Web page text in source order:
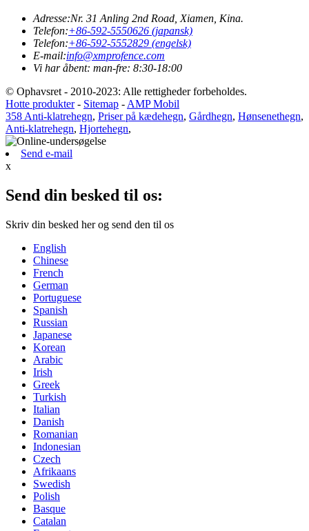
Adresse:Nr. 31 Anling 2nd Road, Xiamen, Kina.
Telefon:+86-592-5550626 (japansk)
Telefon:+86-592-5552829 (engelsk)
E-mail:info@xmprofence.com
Vi har åbent: man-fre: 8:30-18:00
© Ophavsret - 2010-2023: Alle rettigheder forbeholdes.
Hotte produkter- Sitemap -AMP Mobil
358 Anti-klatrehegn, Priser på kædehegn, Gårdhegn, Hønsenethegn,
Anti-klatrehegn, Hjortehegn,
Send e-mail
x
Send din besked til os:
Skriv din besked her og send den til os
English
Chinese
French
German
Portuguese
Spanish
Russian
Japanese
Korean
Arabic
Irish
Greek
Turkish
Italian
Danish
Romanian
Indonesian
Czech
Afrikaans
Swedish
Polish
Basque
Catalan